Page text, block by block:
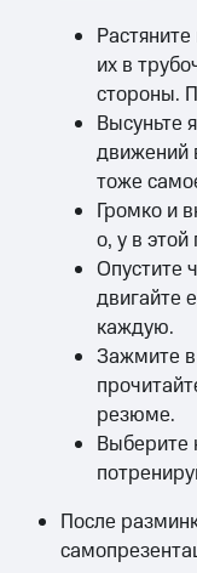
их в
стороны.
Высуньте
движений
тоже
Громко и
о, у в
Опустите
двигайте
каждую.
Зажмите
резюме.
Выберите
После